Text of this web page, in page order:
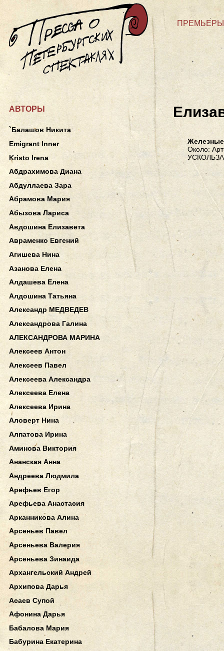
ПРЕМЬЕРЫ
Около:
АВТОРЫ
`Балашов Никита
Emigrant Inner
Kristo Irena
Абдрахимова Диана
Абдуллаева Зара
Абрамова Мария
Абызова Лариса
Авдошина Елизавета
Авраменко Евгений
Агишева Нина
Азанова Елена
Алдашева Елена
Алдошина Татьяна
Александр МЕДВЕДЕВ
Александрова Галина
АЛЕКСАНДРОВА МАРИНА
Алексеев Антон
Алексеев Павел
Алексеева Александра
Алексеева Елена
Алексеева Ирина
Аловерт Нина
Алпатова Ирина
Аминова Виктория
Ананская Анна
Андреева Людмила
Арефьев Егор
Арефьева Анастасия
Арканникова Алина
Арсеньев Павел
Арсеньева Валерия
Арсеньева Зинаида
Архангельский Андрей
Архипова Дарья
Асаев Супой
Афонина Дарья
Бабалова Мария
Бабурина Екатерина